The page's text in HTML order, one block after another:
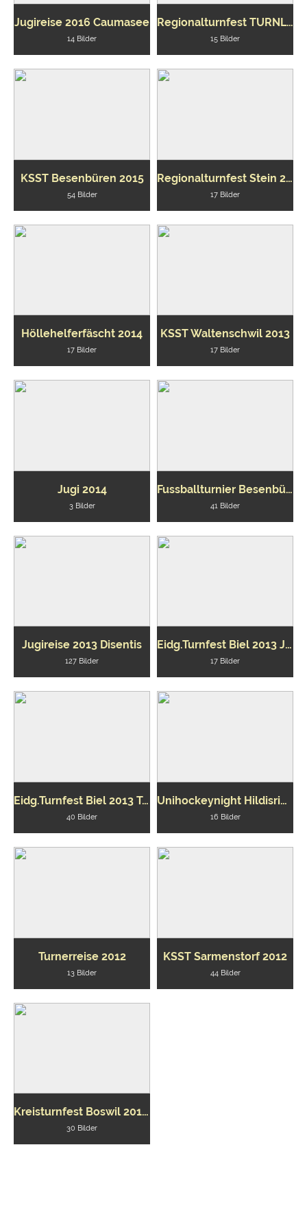
Jugireise 2016 Caumasee
14 Bilder
Regionalturnfest TURNLeerau 2016 Jugi
15 Bilder
KSST Besenbüren 2015
54 Bilder
Regionalturnfest Stein 2015 Turnverein
17 Bilder
Höllehelferfäscht 2014
17 Bilder
KSST Waltenschwil 2013
17 Bilder
Jugi 2014
3 Bilder
Fussballturnier Besenbüren 2013
41 Bilder
Jugireise 2013 Disentis
127 Bilder
Eidg.Turnfest Biel 2013 Jugi
17 Bilder
Eidg.Turnfest Biel 2013 Turnverein
40 Bilder
Unihockeynight Hildisrieden 2012
16 Bilder
Turnerreise 2012
13 Bilder
KSST Sarmenstorf 2012
44 Bilder
Kreisturnfest Boswil 2012 Turnverein
30 Bilder